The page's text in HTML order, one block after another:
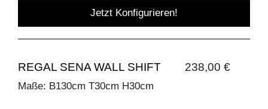
Jetzt Konfigurieren!
REGAL SENA WALL SHIFT 238,00 €
Maße: B130cm T30cm H30cm